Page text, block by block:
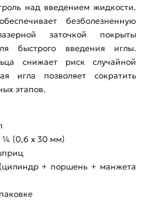
над введением жидкости.
безболезненную
заточкой покрыты
быстрого введения иглы.
снижает риск случайной
игла позволяет сократить
этапов.
¼ (0,6 x 30 мм)
+ поршень + манжета